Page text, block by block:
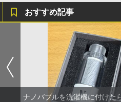
おすすめ記事
ナノバブルを洗濯機に付けた